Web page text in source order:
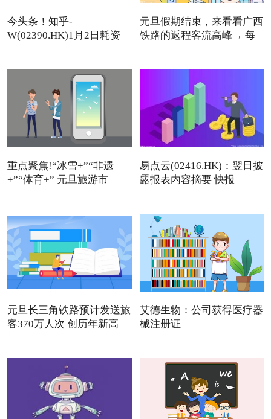
今头条！知乎-
W(02390.HK)1月2日耗资
元旦假期结束，来看看广西
铁路的返程客流高峰→ 每
重点聚焦!“冰雪+”“非遗
+”“体育+” 元旦旅游市
易点云(02416.HK)：翌日披
露报表内容摘要 快报
元旦长三角铁路预计发送旅
客370万人次 创历年新高_
艾德生物：公司获得医疗器
械注册证